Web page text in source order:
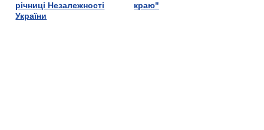
річниці Незалежності
України
краю"